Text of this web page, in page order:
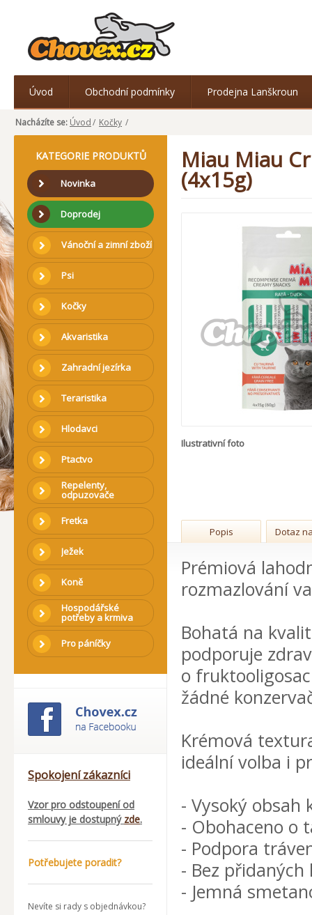
Úvod Obchodní podmínky Prodejna Lanškroun
Nacházíte se: Úvod/ Kočky /
KATEGORIE PRODUKTŮ
Novinka
Doprodej
Vánoční a zimní zboží
Psi
Kočky
Akvaristika
Zahradní jezírka
Teraristika
Hlodavci
Ptactvo
Repelenty,
odpuzovače
Fretka
Ježek
Koně
Hospodářské
potřeby a krmiva
Pro páníčky
Spokojení zákazníci
Vzor pro odstoupení od
smlouvy je dostupný zde.
Potřebujete poradit?
Nevíte si rady s objednávkou?
Miau Miau
(4x15g)
Ilustrativní foto
Popis Dotaz
Prémiová
rozmazlování
Bohatá na
podporuje
o
žádné
Krémová
ideální volba i
- Vysoký obsah
- Obohaceno o
- Podpora
- Bez
- Jemná